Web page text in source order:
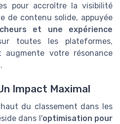
pour accroître la visibilité
de contenu solide, appuyée
et une expérience
toutes les plateformes,
votre résonance
Impact Maximal
du classement dans les
dans l'optimisation pour